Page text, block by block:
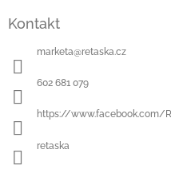
Kontakt
marketa@retaska.cz
602 681 079
https://www.facebook.com/
retaska